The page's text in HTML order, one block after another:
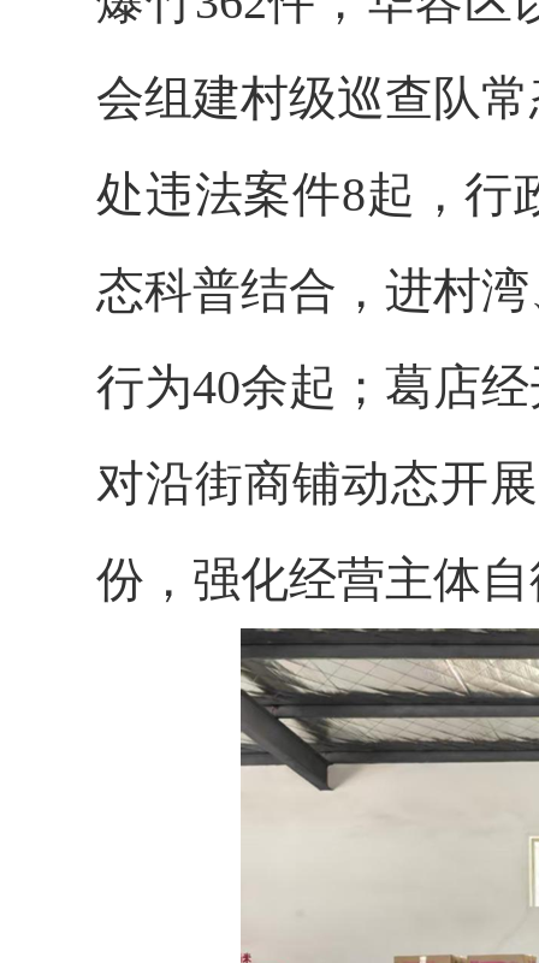
会组建村级巡查队
处违法案件8起，行
态科普结合，进村
行为40余起；葛店
对沿街商铺动态开
份，强化经营主体